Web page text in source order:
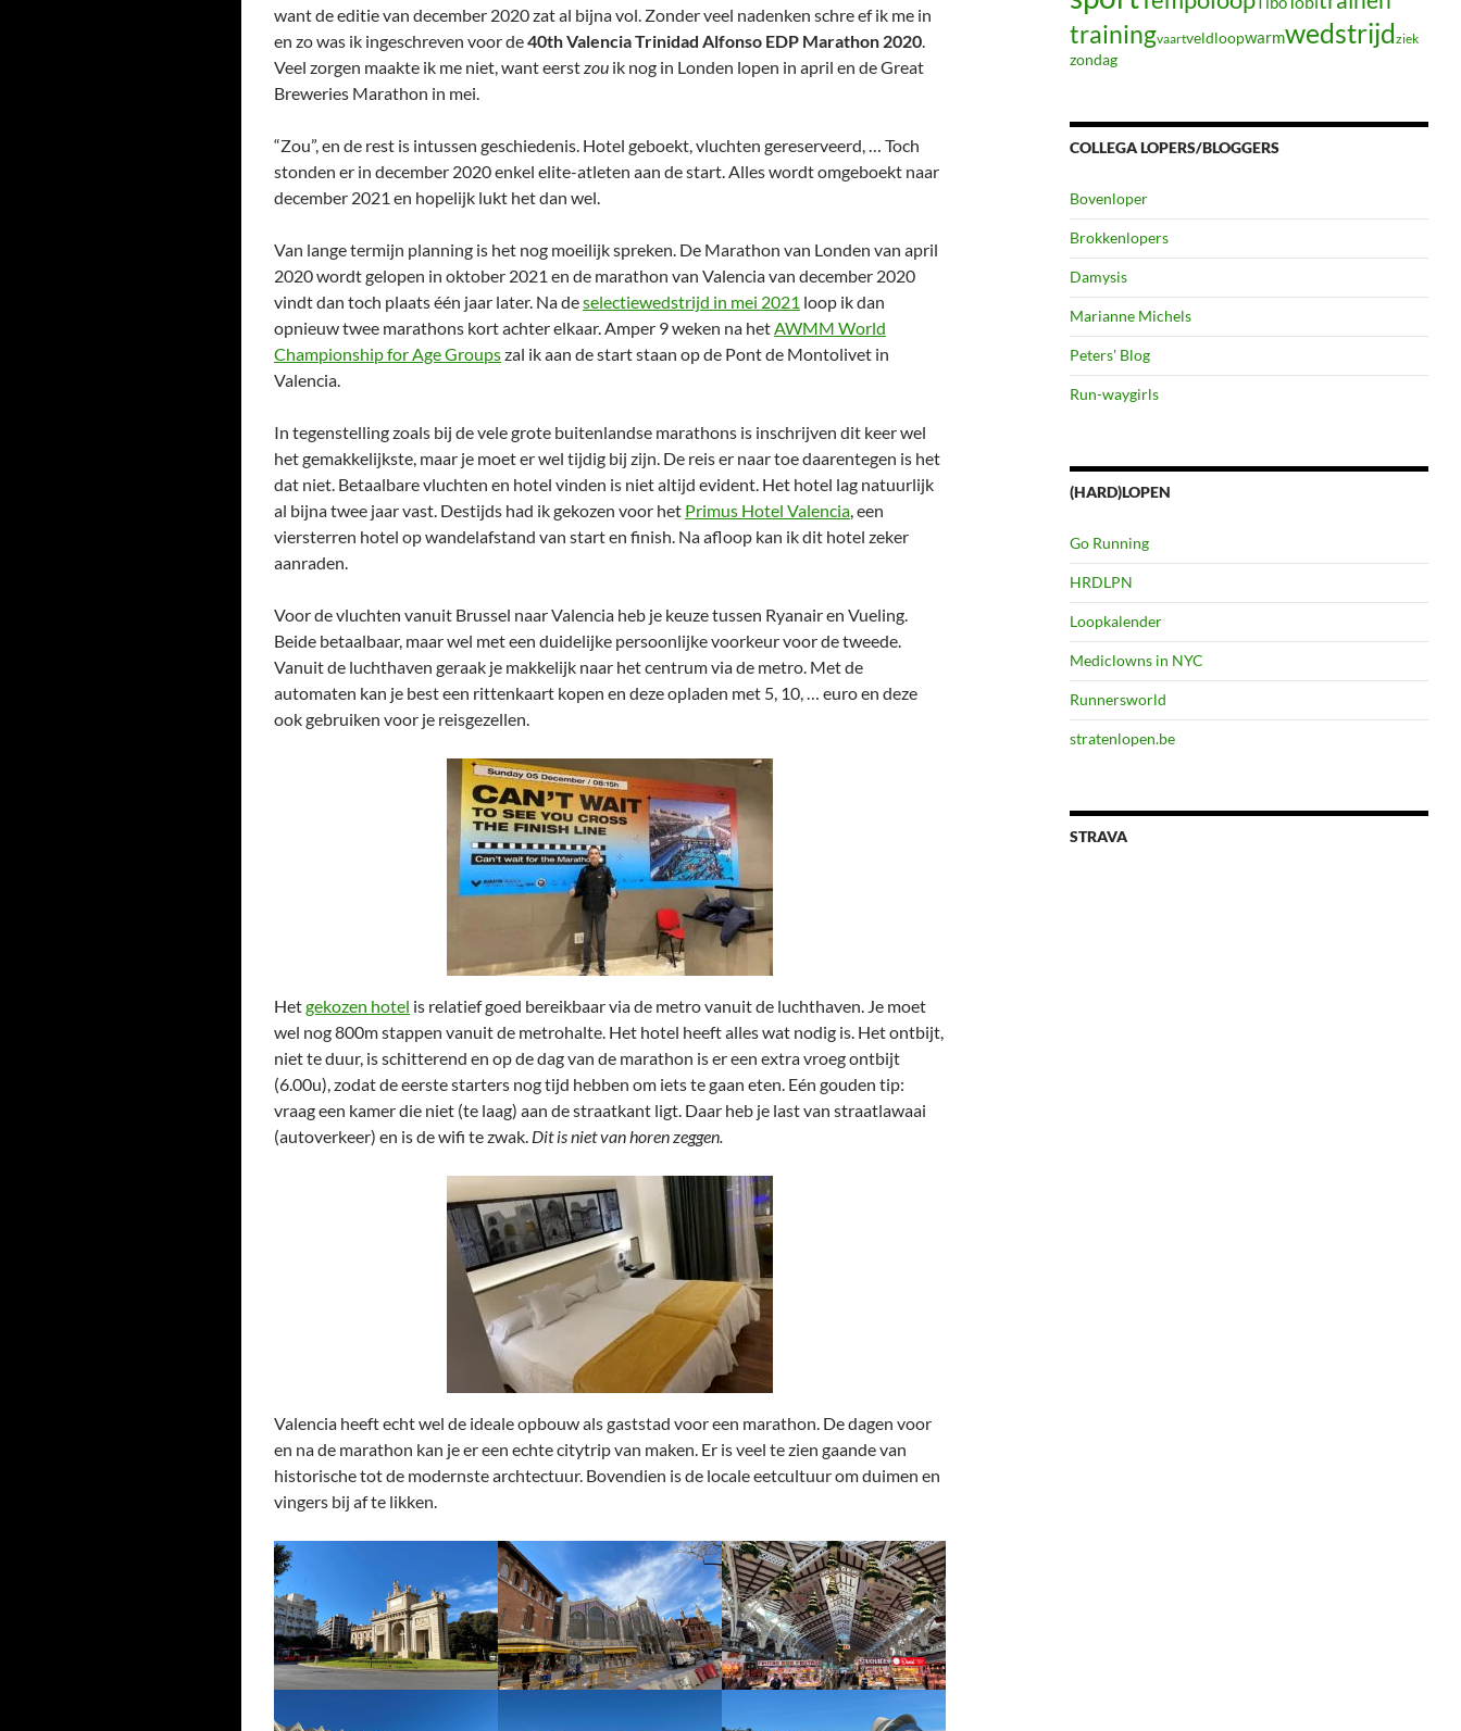
want de editie van december 2020 zat al bijna vol. Zonder veel nadenken schre ef ik me in
en zo was ik ingeschreven voor de40th Valencia Trinidad Alfonso EDP Marathon 2020.
Veel zorgen maakte ik me niet, want eerstzou ik nog in Londen lopen in april en de Great
Breweries Marathon in mei.
“Zou”, en de rest is intussen geschiedenis. Hotel geboekt, vluchten gereserveerd, … Toch
stonden er in december 2020 enkel elite-atleten aan de start. Alles wordt omgeboekt naar
december 2021 en hopelijk lukt het dan wel.
Van lange termijn planning is het nog moeilijk spreken. De Marathon van Londen van april
2020 wordt gelopen in oktober 2021 en de marathon van Valencia van december 2020
vindt dan toch plaats één jaar later. Na deselectiewedstrijd in mei 2021 loop ik dan
opnieuw twee marathons kort achter elkaar. Amper 9 weken na hetAWMM World
Championship for Age Groupszal ik aan de start staan op de Pont de Montolivet in
Valencia.
In tegenstelling zoals bij de vele grote buitenlandse marathons is inschrijven dit keer wel
het gemakkelijkste, maar je moet er wel tijdig bij zijn. De reis er naar toe daarentegen is het
dat niet. Betaalbare vluchten en hotel vinden is niet altijd evident. Het hotel lag natuurlijk
al bijna twee jaar vast. Destijds had ik gekozen voor het Primus Hotel Valencia, een
viersterren hotel op wandelafstand van start en finish. Na afloop kan ik dit hotel zeker
aanraden.
Voor de vluchten vanuit Brussel naar Valencia heb je keuze tussen Ryanair en Vueling.
Beide betaalbaar, maar wel met een duidelijke persoonlijke voorkeur voor de tweede.
Vanuit de luchthaven geraak je makkelijk naar het centrum via de metro. Met de
automaten kan je best een rittenkaart kopen en deze opladen met 5, 10, … euro en deze
ook gebruiken voor je reisgezellen.
Hetgekozen hotel is relatief goed bereikbaar via de metro vanuit de luchthaven. Je moet
wel nog 800m stappen vanuit de metrohalte. Het hotel heeft alles wat nodig is. Het ontbijt,
niet te duur, is schitterend en op de dag van de marathon is er een extra vroeg ontbijt
(6.00u), zodat de eerste starters nog tijd hebben om iets te gaan eten. Eén gouden tip:
vraag een kamer die niet (te laag) aan de straatkant ligt. Daar heb je last van straatlawaai
(autoverkeer) en is de wifi te zwak. Dit is niet van horen zeggen.
Valencia heeft echt wel de ideale opbouw als gaststad voor een marathon. De dagen voor
en na de marathon kan je er een echte citytrip van maken. Er is veel te zien gaande van
historische tot de modernste archtectuur. Bovendien is de locale eetcultuur om duimen en
vingers bij af te likken.
trainingvaartveldloopwarmwedstrijdziek
zondag
COLLEGA LOPERS/BLOGGERS
Bovenloper
Brokkenlopers
Damysis
Marianne Michels
Peters' Blog
Run-waygirls
(HARD)LOPEN
Go Running
HRDLPN
Loopkalender
Mediclowns in NYC
Runnersworld
stratenlopen.be
STRAVA